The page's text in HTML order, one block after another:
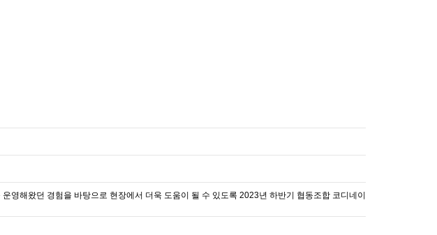
영해왔던 경험을 바탕으로 현장에서 더욱 도움이 될 수 있도록 2023년 하반기 협동조합 코디네이